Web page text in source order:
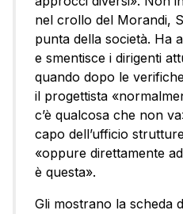
nel crollo del Morandi,
punta della società. Ha
e smentisce i dirigenti
quando dopo le
il progettista
c’è qualcosa che non
capo dell’ufficio
«oppure direttamente
è questa».
Gli mostrano la scheda